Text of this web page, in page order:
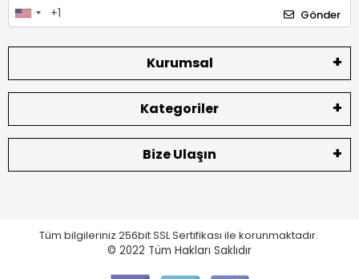
Gönder
Kurumsal
Kategoriler
Bize Ulaşın
Tüm bilgileriniz 256bit SSL Sertifikası ile korunmaktadır.
© 2022 Tüm Hakları Saklıdır